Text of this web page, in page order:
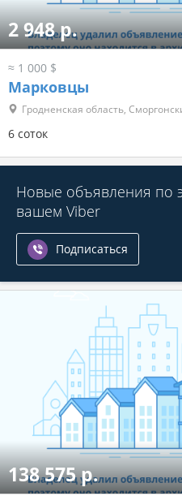
2 948 р.
≈ 1 000 $
Марковцы
Гродненская область,
6 соток
Новые объявления по
вашем Viber
Подписаться
138 575 р.